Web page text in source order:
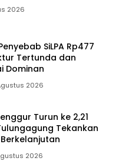
2026
SiLPA Rp477
Tertunda dan
Dominan
2026
Turun ke 2,21
Tekankan
2026